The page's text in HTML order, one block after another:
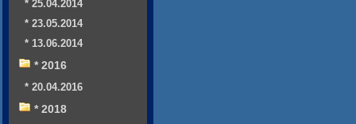
* 25.04.2014
* 23.05.2014
* 13.06.2014
* 2016
* 20.04.2016
* 2018